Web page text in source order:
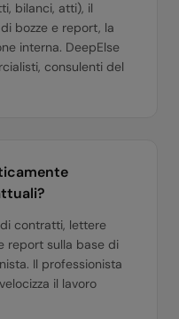
bilanci, atti), il
bozze e report, la
interna. DeepElse
consulenti del
contratti, lettere
report sulla base di
Il professionista
il lavoro